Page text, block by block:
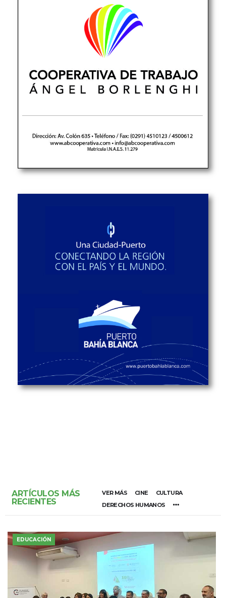
ARTÍCULOS MÁS
RECIENTES
VER MÁS CINE
CULTURA
DERECHOS HUMANOS
EDUCACIÓN